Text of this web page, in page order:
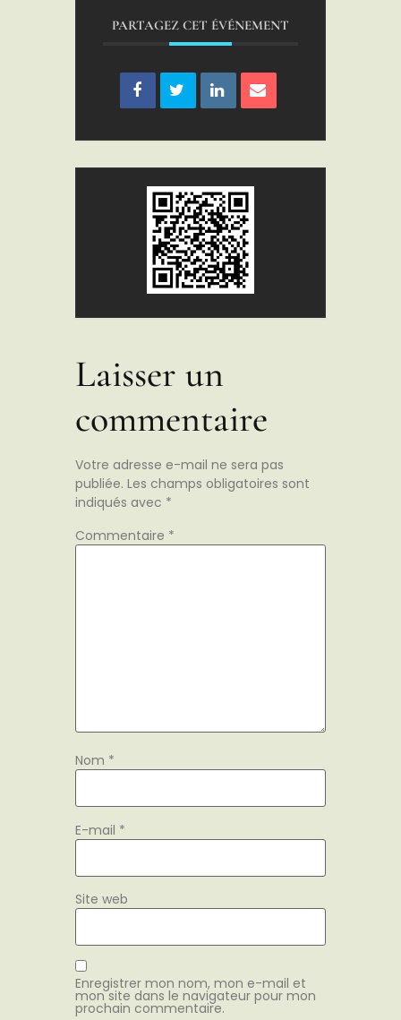
PARTAGEZ CET ÉVÉNEMENT
Laisser un
commentaire
Votre adresse e-mail ne sera pas
publiée. Les champs obligatoires sont
indiqués avec *
Commentaire *
Nom *
E-mail *
Site web
Enregistrer mon nom, mon e-mail et
mon site dans le navigateur pour mon
prochain commentaire.